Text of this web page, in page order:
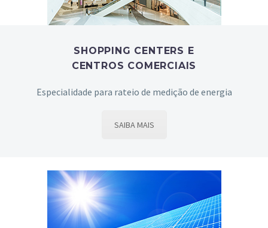
SHOPPING CENTERS E
CENTROS COMERCIAIS
Especialidade para rateio de medição de energia
SAIBA MAIS